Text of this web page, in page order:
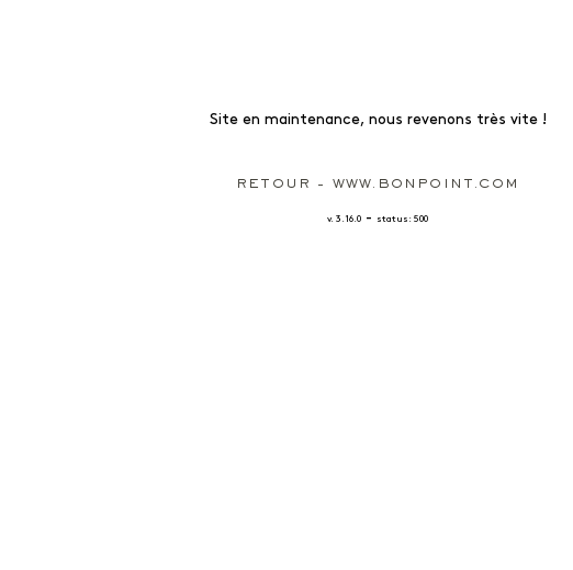
Site en maintenance, nous revenons très vite !
RETOUR - WWW.BONPOINT.COM
v. 3.16.0 - status: 500